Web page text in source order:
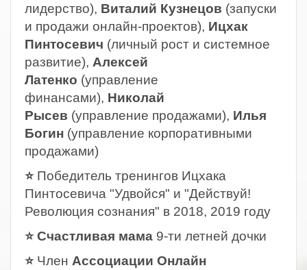
лидерство), Виталий Кузнецов (запуски
и продажи онлайн-проектов), Ицхак
Пинтосевич (личный рост и системное
развитие), Алексей
Латенко (управление
финансами), Николай
Рысев (управление продажами), Илья
Богин (управление корпоративными
продажами)
⭐ Победитель тренингов Ицхака
Пинтосевича "Удвойся" и "Действуй!
Революция сознания" в 2018, 2019 году
⭐ Счастливая мама 9-ти летней дочки
⭐ Член Ассоциации Онлайн